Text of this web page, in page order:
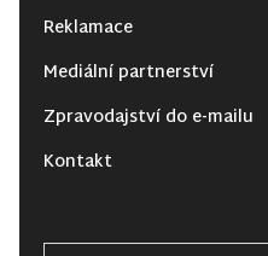
Reklamace
Mediální partnerství
Zpravodajství do e-mailu
Kontakt